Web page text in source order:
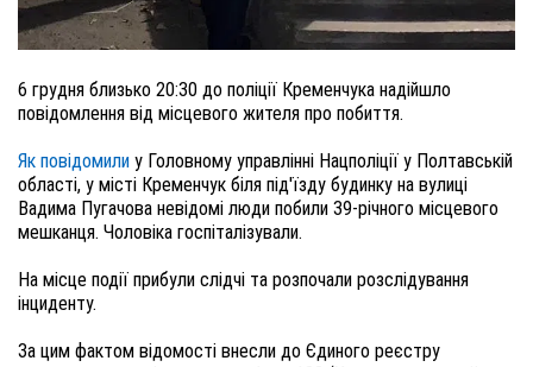
6 грудня близько 20:30 до поліції Кременчука надійшло
повідомлення від місцевого жителя про побиття.
Як повідомили у Головному управлінні Нацполіції у Полтавській
області, у місті Кременчук біля під'їзду будинку на вулиці
Вадима Пугачова невідомі люди побили 39-річного місцевого
мешканця. Чоловіка госпіталізували.
На місце події прибули слідчі та розпочали розслідування
інциденту.
За цим фактом відомості внесли до Єдиного реєстру